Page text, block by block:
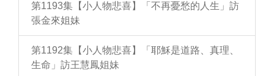
第1193集【小人物悲喜】「不再憂愁的人生」訪
張金來姐妹
第1192集【小人物悲喜】「耶穌是道路、真理、
生命」訪王慧鳳姐妹